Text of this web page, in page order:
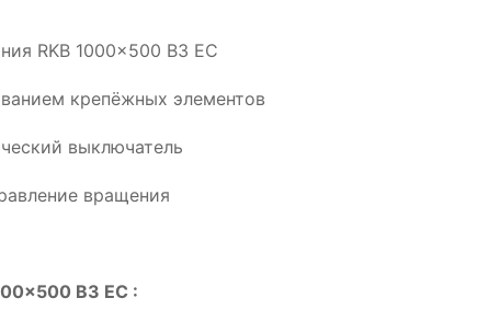
RKB 1000x500 B3 EC
крепёжных элементов
выключатель
вращения
B3 EC :